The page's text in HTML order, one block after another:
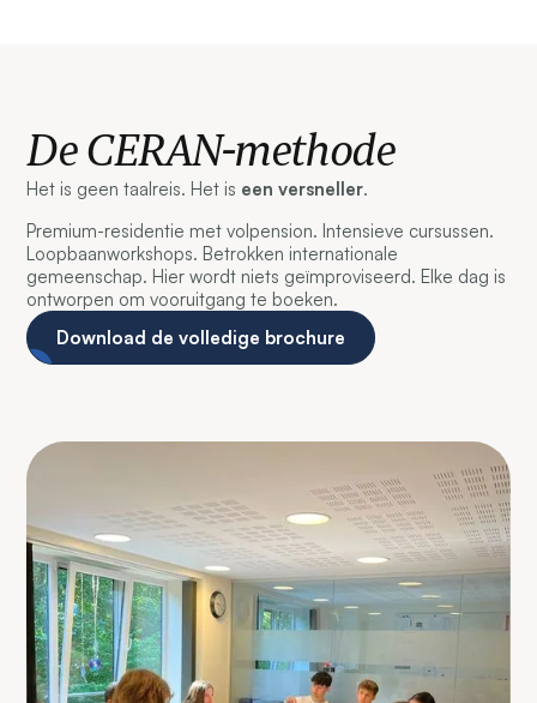
De CERAN-methode
Het is geen taalreis. Het is een versneller.
Premium-residentie met volpension. Intensieve cursussen.
Loopbaanworkshops. Betrokken internationale
gemeenschap. Hier wordt niets geïmproviseerd. Elke dag is
ontworpen om vooruitgang te boeken.
Download de volledige brochure